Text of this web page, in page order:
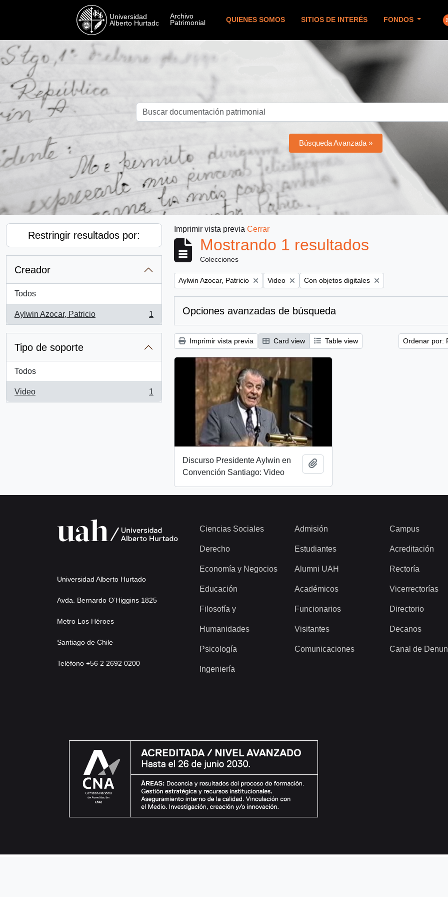
QUIENES SOMOS SITIOS DE INTERÉS FONDOS
Búsqueda Avanzada »
Restringir resultados por:
Creador
Todos
Aylwin Azocar, Patricio
, 1 resultados
1
Tipo de soporte
Todos
Video
, 1 resultados
1
Imprimir vista previa Cerrar
Mostrando 1 resultados
Colecciones
Remove filter:
Aylwin Azocar, Patricio Remove filter:
Video Remove filter:
Con objetos digitales
Opciones avanzadas de búsqueda
Imprimir vista previa Card view Table view Ordenar por:
Discurso Presidente Aylwin en
Convención Santiago: Video
Universidad Alberto Hurtado
Avda. Bernardo O’Higgins 1825
Metro Los Héroes
Santiago de Chile
Teléfono +56 2 2692 0200
Ciencias Sociales
Derecho
Economía y Negocios
Educación
Filosofía y
Humanidades
Psicología
Ingeniería
Admisión
Estudiantes
Alumni UAH
Académicos
Funcionarios
Visitantes
Comunicaciones
Campus
Acreditación
Rectoría
Vicerrectorías
Directorio
Decanos
Canal de